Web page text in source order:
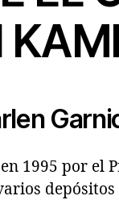
1995 por